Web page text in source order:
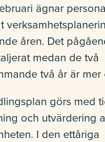
ägnar
åren. Det
medan de två
två år är mer
görs med
och utvärdering
I den ettåriga